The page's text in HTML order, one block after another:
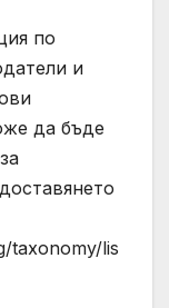
по
и
да бъде
taxonomy/lis